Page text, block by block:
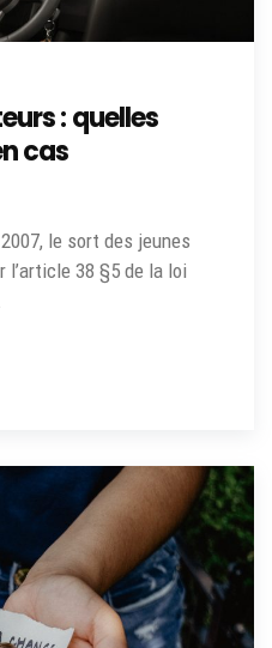
: quelles
cas
le sort des jeunes
38 §5 de la loi